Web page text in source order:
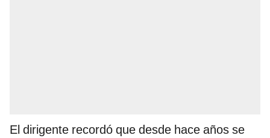
El dirigente recordó que desde hace años se